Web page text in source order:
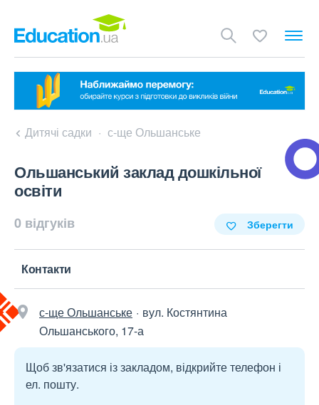
Дитячі садки с-ще Ольшанське
Ольшанський заклад дошкільної
освіти
0 відгуків Зберегти
Контакти
с-ще Ольшанське
вул. Костянтина
Ольшанського, 17-а
Щоб зв'язатися із закладом, відкрийте телефон і
ел. пошту.